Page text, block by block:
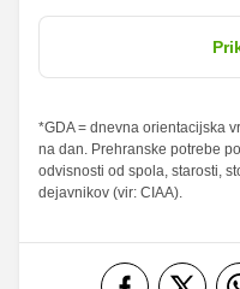
od teh
nasičene
maščobne
14.29 g
6.59 g
0.47 g
*GDA = dnevna orientacijska
na dan. Prehranske potrebe
odvisnosti od spola, starosti,
dejavnikov (vir: CIAA).